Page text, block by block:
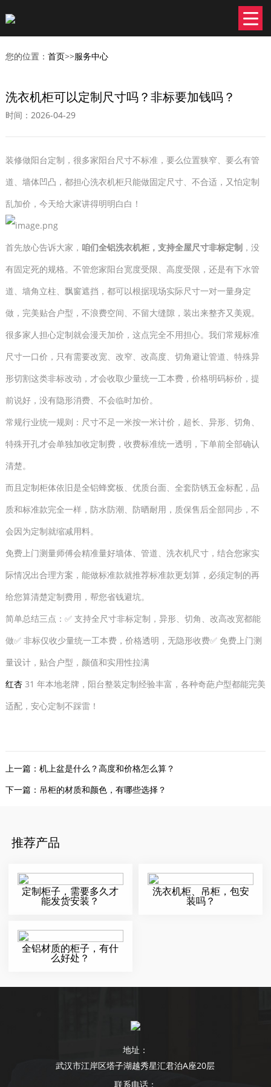
您的位置： 首页>>服务中心
洗衣机柜可以定制尺寸吗？非标要加钱吗？
时间：2026-04-29
装修做阳台定制，很多家阳台尺寸不标准，要么位置狭窄、要么有管
道、墙体凹凸，都担心洗衣机柜只能做固定尺寸、不合适，又怕定制
乱加价，今天给大家讲得明明白白！
首先放心告诉大家， 咱们全铝洗衣机柜，支持全屋尺寸非标定制，没
有固定死的规格。不管您家阳台宽度受限、高度受限，还是有下水管
道、墙角立柱、飘窗遮挡，都可以根据现场实际尺寸一对一量身定
做，完美贴合户型，不浪费空间、不留大缝隙，装出来整齐又美观。
很多家人担心定制就会漫天加价，这点完全不用担心。我们常规标准
尺寸一口价，只有需要改宽、改窄、改高度、切角避让管道、特殊异
形切割这类非标改动，才会收取少量统一工本费，价格明码标价，提
前说好，没有隐形消费、不会临时加价。
常规行业统一规则：尺寸不足一米按一米计价，超长、异形、切角、
特殊开孔才会单独加收定制费，收费标准统一透明，下单前全部确认
清楚。
而且定制柜体依旧是全铝蜂窝板、优质台面、全套防锈五金标配，品
质和标准款完全一样，防水防潮、防晒耐用，质保售后全部同步，不
会因为定制就缩减用料。
免费上门测量师傅会精准量好墙体、管道、洗衣机尺寸，结合您家实
际情况出合理方案，能做标准款就推荐标准款更划算，必须定制的再
给您算清楚定制费用，帮您省钱避坑。
简单总结三点：✅ 支持全尺寸非标定制，异形、切角、改高改宽都能
做✅ 非标仅收少量统一工本费，价格透明，无隐形收费✅ 免费上门测
量设计，贴合户型，颜值和实用性拉满
红杏31 年本地老牌，阳台整装定制经验丰富，各种奇葩户型都能完美
适配，安心定制不踩雷！
上一篇： 机上盆是什么？高度和价格怎么算？
下一篇： 吊柜的材质和颜色，有哪些选择？
推荐产品
定制柜子，需要多久才
能发货安装？
洗衣机柜、吊柜，包安
装吗？
全铝材质的柜子，有什
么好处？
地址：
武汉市江岸区塔子湖越秀星汇君泊A座20层
联系电话：